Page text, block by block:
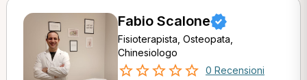
Fabio Scalone
Fisioterapista, Osteopata,
Chinesiologo
0 Recensioni